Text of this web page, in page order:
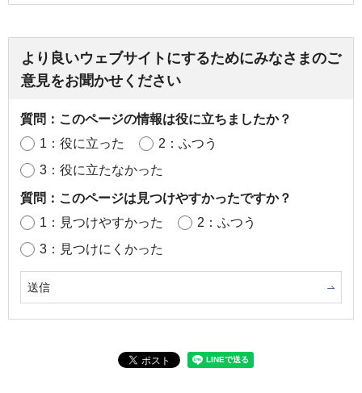
より良いウェブサイトにするためにみなさまのご
意見をお聞かせください
質問：このページの情報は役に立ちましたか？
1：役に立った
2：ふつう
3：役に立たなかった
質問：このページは見つけやすかったですか？
1：見つけやすかった
2：ふつう
3：見つけにくかった